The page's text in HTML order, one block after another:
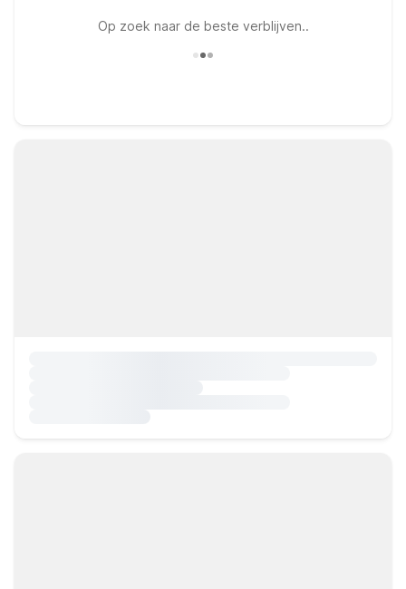
Op zoek naar de beste verblijven..